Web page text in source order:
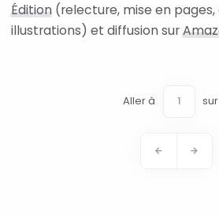
Édition(relecture, mise en pages,
illustrations) et diffusion sur
Aller à sur